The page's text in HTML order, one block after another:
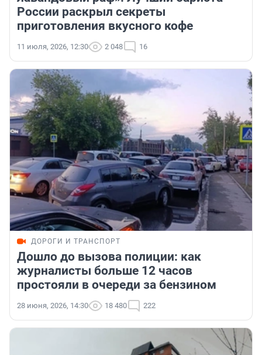
России раскрыл секреты
приготовления вкусного кофе
11 июля, 2026, 12:30 2 048 16
ДОРОГИ И ТРАНСПОРТ
Дошло до вызова полиции: как
журналисты больше 12 часов
простояли в очереди за бензином
28 июня, 2026, 14:30 18 480 222